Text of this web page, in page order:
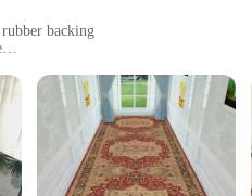
backing
square rug, crafted from
while the non-slip rubber backing
withstand the rigors of daily use.